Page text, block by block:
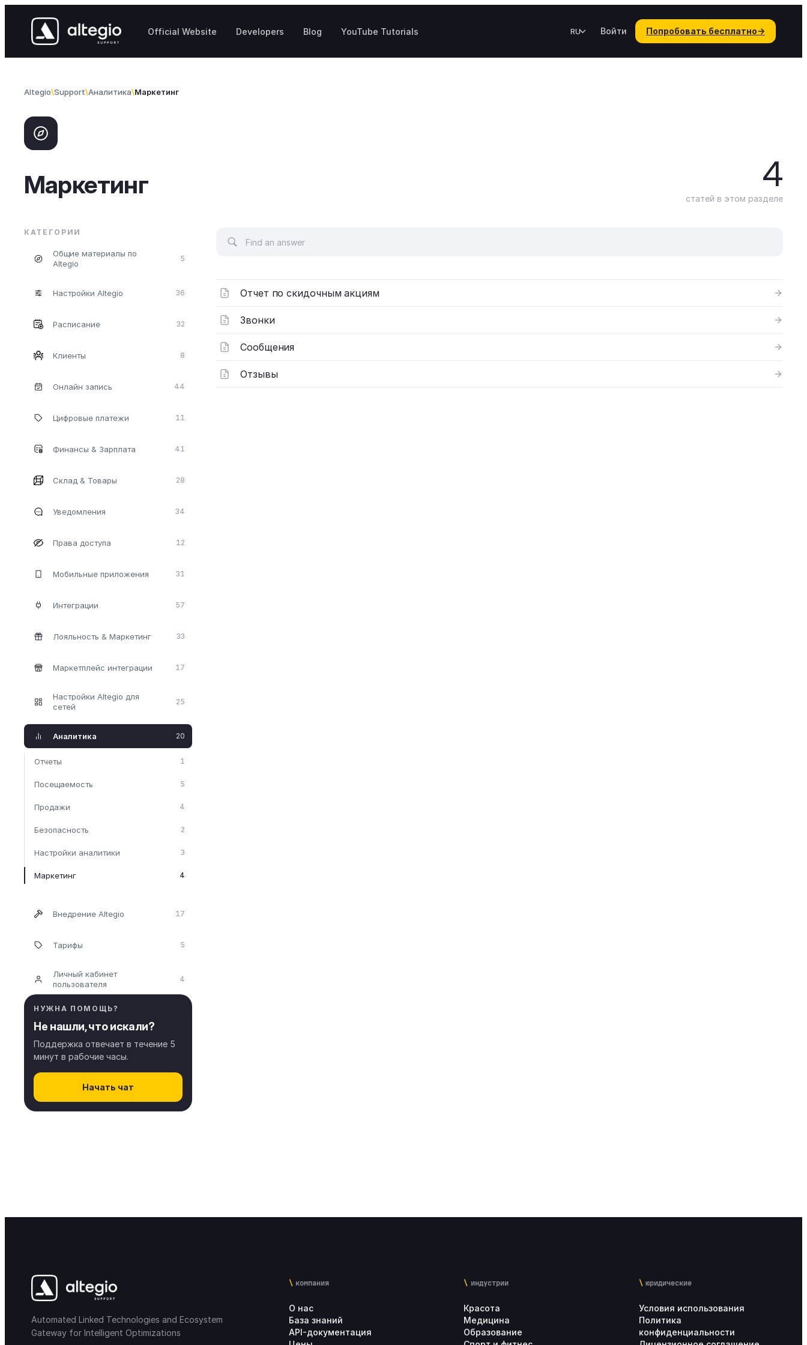
Official Website Developers Blog YouTube Tutorials RU Войти Попробовать бесплатно→
Altegio Support Аналитика Маркетинг
Маркетинг 4
статей в этом разделе
КАТЕГОРИИ
Общие материалы по
Altegio
5
Настройки Altegio 36
Расписание 32
Клиенты 8
Онлайн запись 44
Цифровые платежи 11
Финансы & Зарплата 41
Склад & Товары 28
Уведомления 34
Права доступа 12
Мобильные приложения 31
Интеграции 57
Лояльность & Maркетинг 33
Маркетплейс интеграции 17
Настройки Altegio для
сетей
25
Аналитика 20
Отчеты 1
Посещаемость 5
Продажи 4
Безопасность 2
Настройки аналитики 3
Маркетинг 4
Внедрение Altegio 17
Тарифы 5
Личный кабинет
пользователя
4
НУЖНА ПОМОЩЬ?
Не нашли, что искали?
Поддержка отвечает в течение 5
минут в рабочие часы.
Начать чат
Отчет по скидочным акциям
Звонки
Сообщения
Отзывы
Automated Linked Technologies and Ecosystem
Gateway for Intelligent Optimizations
компания
О нас
База знаний
API-документация
индустрии
Красота
Медицина
Образование
юридические
Условия использования
Политика
конфиденциальности